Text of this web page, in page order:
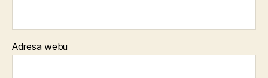
Adresa webu